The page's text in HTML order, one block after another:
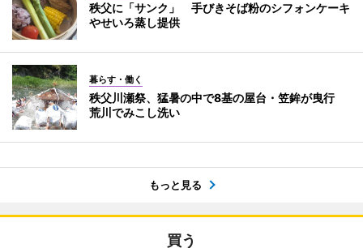
秩父に「サンク」 手びきそば粉のシフォンケーキ
やせいろ蒸し提供
暮らす・働く
秩父川瀬祭、猛暑の中で8基の屋台・笠鉾が曳行
荒川でみこし洗い
もっと見る
買う